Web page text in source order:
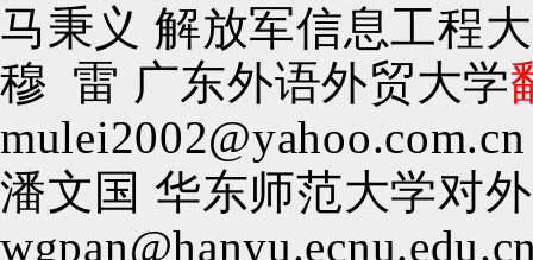
马秉义 解放军信息工程
穆 雷 广东外语外贸大学
mulei2002@yahoo.com.cn
潘文国 华东师范大学对